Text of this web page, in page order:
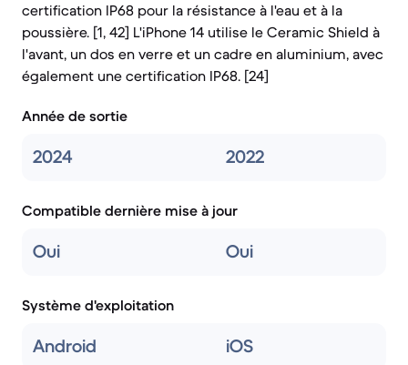
certification IP68 pour la résistance à l'eau et à la
poussière. [1, 42] L'iPhone 14 utilise le Ceramic Shield à
l'avant, un dos en verre et un cadre en aluminium, avec
également une certification IP68. [24]
Année de sortie
2024 2022
Compatible dernière mise à jour
Oui Oui
Système d'exploitation
Android iOS